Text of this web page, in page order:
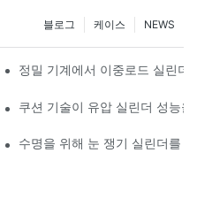
NEWS
케이스
블로그
통 응용 프로그램
정밀 기계에서 이중로드 실린더
명 연장
쿠션 기술이 유압 실린더 성능
겨울 조건을위한 주요 기능
수명을 위해 눈 쟁기 실린더를